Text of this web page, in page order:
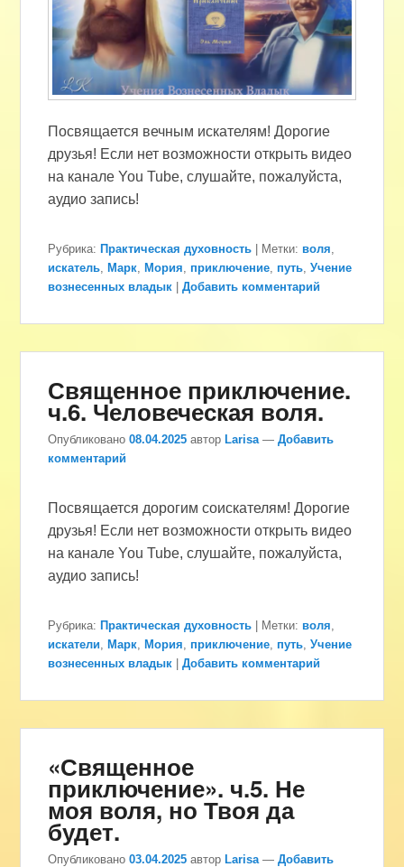
Посвящается вечным искателям! Дорогие
друзья! Если нет возможности открыть видео
на канале You Tube, слушайте, пожалуйста,
аудио запись!
Рубрика: Практическая духовность Метки: воля,
искатель, Марк, Мория, приключение, путь,Учение
вознесенных владык
|Добавить комментарий
Священное приключение.
ч.6. Человеческая воля.
Опубликовано08.04.2025 автор Larisa —Добавить
комментарий
Посвящается дорогим соискателям! Дорогие
друзья! Если нет возможности открыть видео
на канале You Tube, слушайте, пожалуйста,
аудио запись!
Рубрика: Практическая духовность Метки: воля
искатели
Марк Мория приключение путь ,Учение
вознесенных владык
|Добавить комментарий
«Священное
приключение». ч.5. Не
моя воля, но Твоя да
будет.
Опубликовано03.04.2025 авторLarisa —Добавить